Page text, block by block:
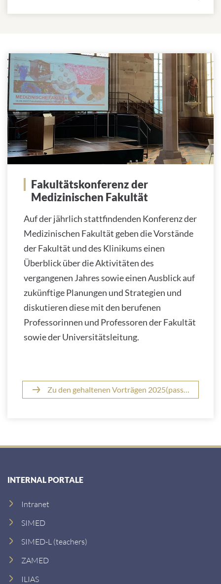
Jahreskonferenz
Fakultätskonferenz der
Medizinischen Fakultät
Auf der jährlich stattfindenden Konferenz der
Medizinischen Fakultät geben die Vorstände
der Fakultät und des Klinikums einen
Überblick über die Aktivitäten des
vergangenen Jahres sowie einen Ausblick auf
zukünftige Planungen und Strategien und
diskutieren diese mit den berufenen
Professorinnen und Professoren der Fakultät
sowie der Universitätsleitung.
Zu den gehaltenen Vorträgen 2025(passwortgeschützt)
INTERNAL PORTALE
Intranet
SIMED
SIMED-L (teachers)
ZAMED
ILIAS